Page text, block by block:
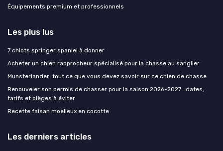
Équipements premium et professionnels
Les plus lus
7 chiots springer spaniel à donner
Acheter un chien rapprocheur spécialisé pour la chasse au sanglier
Munsterlander: tout ce que vous devez savoir sur ce chien de chasse
Renouveler son permis de chasser pour la saison 2026-2027 : dates,
tarifs et pièges à éviter
Recette faisan moelleux en cocotte
Les derniers articles